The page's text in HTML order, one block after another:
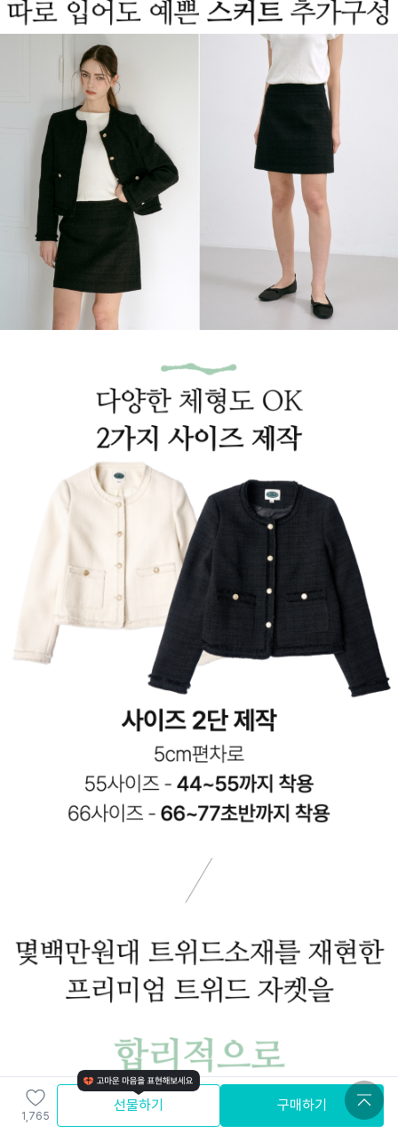
1,765
선물하기 구매하기